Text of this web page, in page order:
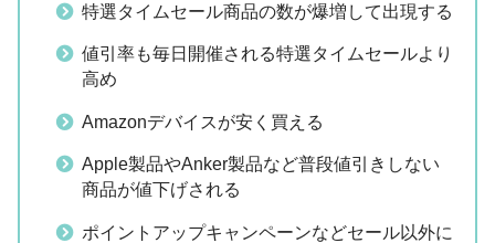
特選タイムセール商品の数が爆増して出現する
値引率も毎日開催される特選タイムセールより
高め
Amazonデバイスが安く買える
Apple製品やAnker製品など普段値引きしない
商品が値下げされる
ポイントアップキャンペーンなどセール以外に